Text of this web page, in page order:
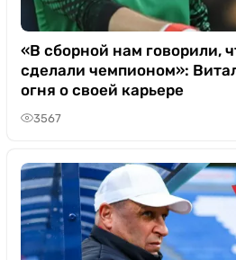
«В сборной нам говорили,
сделали чемпионом»:
огня о своей карьере
3567